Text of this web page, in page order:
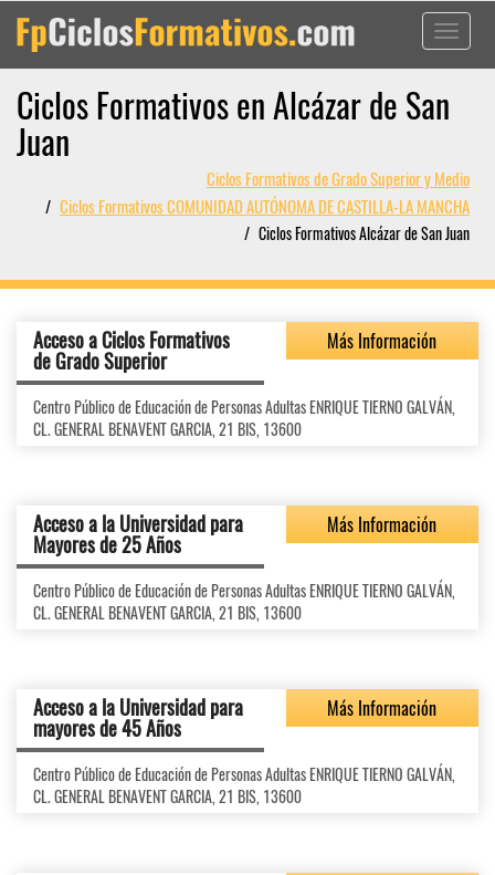
Toggle
Ciclos Formativos en Alcázar de San
Juan
Ciclos Formativos de Grado Superior y Medio
Ciclos Formativos COMUNIDAD AUTÓNOMA DE CASTILLA-LA MANCHA
Ciclos Formativos Alcázar de San Juan
Acceso a Ciclos Formativos
de Grado Superior
Más Información
Centro Público de Educación de Personas Adultas ENRIQUE TIERNO GALVÁN,
CL. GENERAL BENAVENT GARCIA, 21 BIS, 13600
Acceso a la Universidad para
Mayores de 25 Años
Más Información
Centro Público de Educación de Personas Adultas ENRIQUE TIERNO GALVÁN,
CL. GENERAL BENAVENT GARCIA, 21 BIS, 13600
Acceso a la Universidad para
mayores de 45 Años
Más Información
Centro Público de Educación de Personas Adultas ENRIQUE TIERNO GALVÁN,
CL. GENERAL BENAVENT GARCIA, 21 BIS, 13600